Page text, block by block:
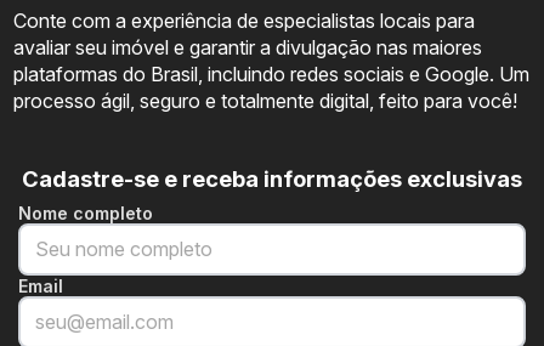
Conte com a experiência de especialistas locais para
avaliar seu imóvel e garantir a divulgação nas maiores
plataformas do Brasil, incluindo redes sociais e Google. Um
processo ágil, seguro e totalmente digital, feito para você!
Cadastre-se e receba informações exclusivas
Nome completo
Email